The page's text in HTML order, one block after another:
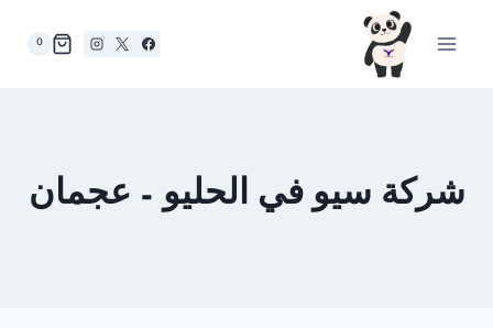
0
شركة سيو في الحليو – عجمان